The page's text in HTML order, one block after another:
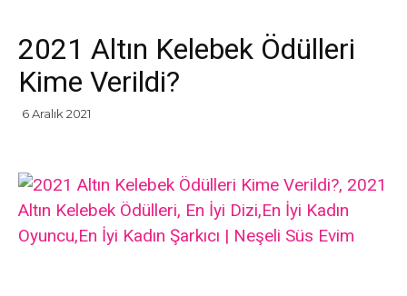
2021 Altın Kelebek Ödülleri
Kime Verildi?
6 Aralık 2021